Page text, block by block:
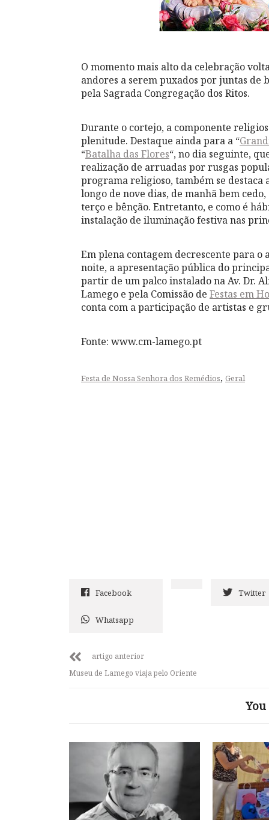
O momento mais alto da celebração
andores a serem puxados por juntas de
pela Sagrada Congregação dos Ritos.
Durante o cortejo, a componente
plenitude. Destaque ainda para a “
“Batalha das Flores“, no dia seguinte,
realização de arruadas por rusgas
programa religioso, também se destaca
longo de nove dias, de manhã bem
terço e bênção. Entretanto, e como é
instalação de iluminação festiva nas
Em plena contagem decrescente para o
noite, a apresentação pública do
partir de um palco instalado na Av. Dr.
Lamego e pela Comissão de Festas em
conta com a participação de artistas e
Fonte: www.cm-lamego.pt
Festa de Nossa Senhora dos Remédios, Geral
Facebook Twitter
Whatsapp
artigo anterior
Museu de Lamego viaja pelo Oriente